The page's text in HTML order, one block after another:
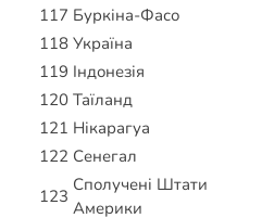
117 Буркіна-Фасо
118 Україна
119 Індонезія
120 Таїланд
121 Нікарагуа
122 Сенегал
123
Сполучені Штати
Америки